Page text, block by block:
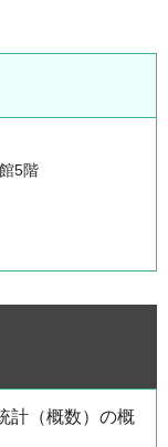
5階
計（概数）の概